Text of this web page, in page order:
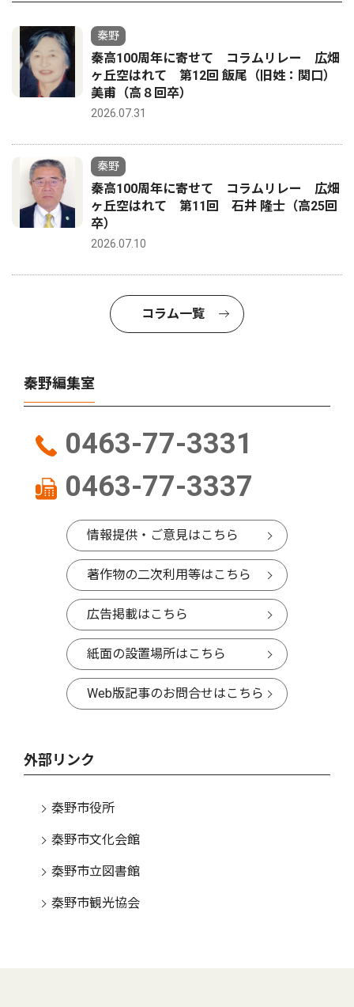
秦野
秦高100周年に寄せて コラムリレー 広畑
ヶ丘空はれて 第12回 飯尾（旧姓：関口）
美甫（高８回卒）
2026.07.31
秦野
秦高100周年に寄せて コラムリレー 広畑
ヶ丘空はれて 第11回 石井 隆士（高25回
卒）
2026.07.10
コラム一覧
秦野編集室
0463-77-3331
0463-77-3337
情報提供・ご意見はこちら
著作物の二次利用等はこちら
広告掲載はこちら
紙面の設置場所はこちら
Web版記事のお問合せはこちら
外部リンク
秦野市役所
秦野市文化会館
秦野市立図書館
秦野市観光協会